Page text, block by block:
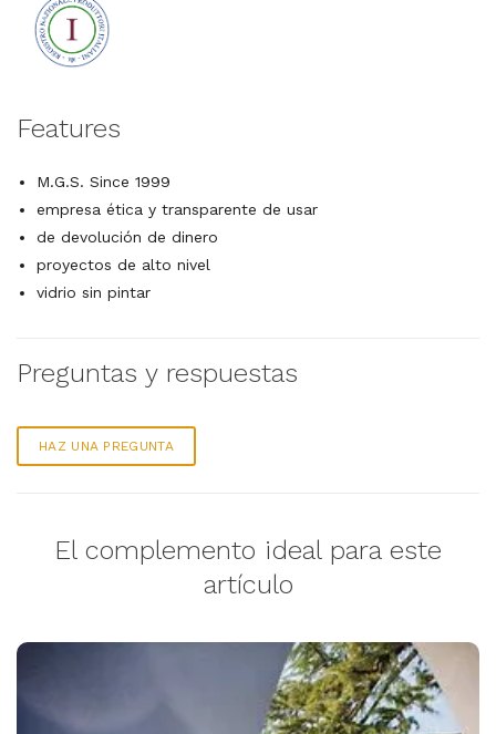
Features
M.G.S. Since 1999
empresa ética y transparente de usar
de devolución de dinero
proyectos de alto nivel
vidrio sin pintar
Preguntas y respuestas
HAZ UNA PREGUNTA
El complemento ideal para este
artículo